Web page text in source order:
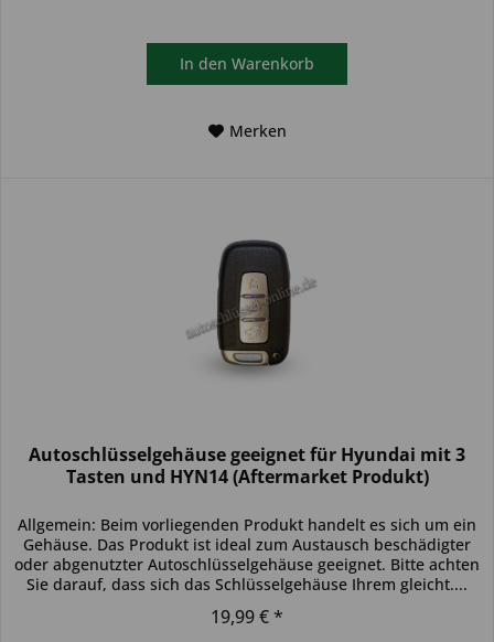
In den Warenkorb
Merken
Autoschlüsselgehäuse geeignet für Hyundai mit 3
Tasten und HYN14 (Aftermarket Produkt)
Allgemein: Beim vorliegenden Produkt handelt es sich um ein
Gehäuse. Das Produkt ist ideal zum Austausch beschädigter
oder abgenutzter Autoschlüsselgehäuse geeignet. Bitte achten
Sie darauf, dass sich das Schlüsselgehäuse Ihrem gleicht....
19,99 € *